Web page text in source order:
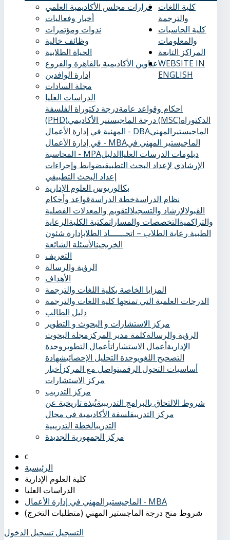
قرارات مجلس الأكاديمية العلمي
أخبار وفعاليات
ندوات ومؤتمرات
وظائف خالية
الحياة الطلابية
عناوين الأكاديمية بالقاهرة والفروع
إدارة الوافدين
مجلة السادات
الدراسات العليا
احكام وقواعد عامةدرجة دكتوراة الفلسفة
(PHD)
درجة الماجيستير الأكاديمي (MSC)الدكتوراه
المهنية في إدارة الأعمال - DBAالماجيستيرالمهني
في إدارة الأعمال - MBAالماجيستير المهني في
المحاسبة - MPA
دبلومات الدرسات العلياالدليل
الإرشادي لإعداد البحث التطبيقيضوابط وإجراءات
إعداد البحث التطبيقي
بكالوريوس العلوم الإدارية
نظام الدراسةخطة الدراسةقواعد وأحكام
القبولالإرشاد والتسجيلالتقويم والمعدلات الفصلية
والتراكميةالتخصصات والمساراتمكتبة الكليةالرعاية
الطبية ‏ رعاية الطلاب – اتحــــــاد الطلابإدارة شئون
الخريجينالأسئلة الشائعة
كلية اللغات
والترجمة
التعريف
الرؤية والرسالة
الأهداف
المزايا الخاصة بكلية اللغات والترجمة
الدرجات العلمية التي تمنحها كلية اللغات والترجمة
دليل الطالب
كلية الحاسبات
والمعلومات
المراكز التابعة
مركز الاستشارات و البحوث و التطوير
الرؤية والرسالةكلمة مدير المركز مجلة البحوث
الإداريةأعمال الاستشاراتأعمال التطوير وحدة
التصحيح اللغويوحدة التحليل الإحصائيشهادة
أساسيات التحول الرقميتواصل مع المركزأخبار
مركز الاستشارات
مركز التدريب
شروط الالتحاق بالبرامج التدريبيةنُبذة تاريخية عن
مركز التدريبفلسفة الأكاديمية في مجال
التدريبالخطة التدريبية
مركز الجمهورية الجديدة
WEBSITE IN
ENGLISH
الرئيسية
الماجيستيرالمهني في إدارة الأعمال - MBA
شروط منح درجة الماجستير المهني (متطلبات التخرج)
التسجيل تسجيل الدخول